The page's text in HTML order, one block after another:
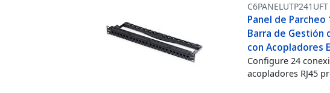
C6PANELUTP241UFT
Panel de
Barra de Gestión
con Acopladores
Configure 24
acopladores RJ45